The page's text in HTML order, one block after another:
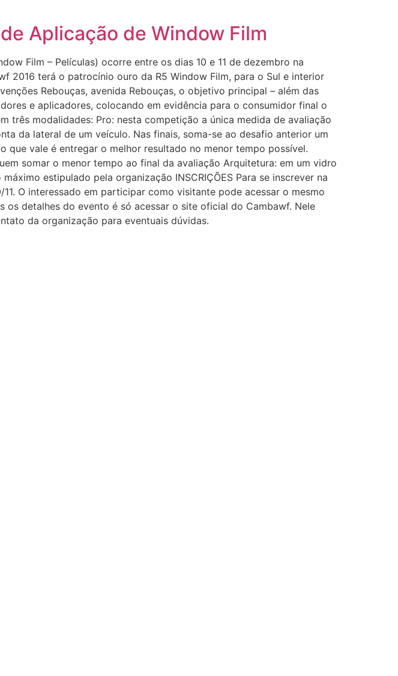
Aplicação de Window Film
Film – Películas) ocorre entre os dias 10 e 11 de dezembro na
2016 terá o patrocínio ouro da R5 Window Film, para o Sul e interior
Rebouças, avenida Rebouças, o objetivo principal – além das
e aplicadores, colocando em evidência para o consumidor final o
três modalidades: Pro: nesta competição a única medida de avaliação
da lateral de um veículo. Nas finais, soma-se ao desafio anterior um
vale é entregar o melhor resultado no menor tempo possível.
somar o menor tempo ao final da avaliação Arquitetura: em um vidro
estipulado pela organização INSCRIÇÕES Para se inscrever na
O interessado em participar como visitante pode acessar o mesmo
os detalhes do evento é só acessar o site oficial do Cambawf. Nele
da organização para eventuais dúvidas.